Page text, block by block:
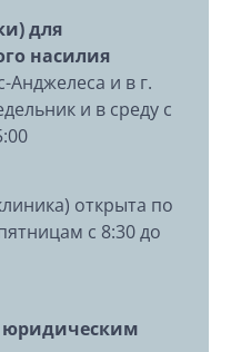
для
насилия
и в г.
и в среду с
открыта по
с 8:30 до